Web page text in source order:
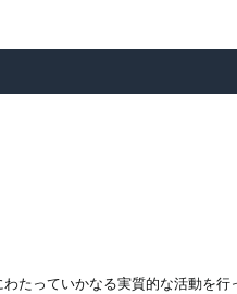
たっていかなる実質的な活動を